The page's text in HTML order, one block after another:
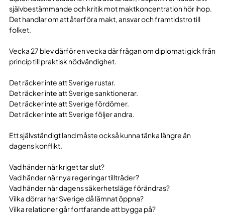
självbestämmande och kritik mot maktkoncentration hör ihop.
Det handlar om att återföra makt, ansvar och framtidstro till
folket.
Vecka 27 blev därför en vecka där frågan om diplomati gick från
princip till praktisk nödvändighet.
Det räcker inte att Sverige rustar.
Det räcker inte att Sverige sanktionerar.
Det räcker inte att Sverige fördömer.
Det räcker inte att Sverige följer andra.
Ett självständigt land måste också kunna tänka längre än
dagens konflikt.
Vad händer när kriget tar slut?
Vad händer när nya regeringar tillträder?
Vad händer när dagens säkerhetsläge förändras?
Vilka dörrar har Sverige då lämnat öppna?
Vilka relationer går fortfarande att bygga på?